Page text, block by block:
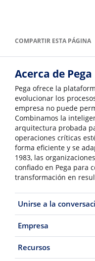
COMPARTIR ESTA PÁGINA
Acerca de Pega
Pega ofrece la
evolucionar los
empresa no puede
Combinamos la
arquitectura probada
operaciones críticas
forma eficiente y se
1983, las
confiado en Pega para
transformación en
Unirse a la
Empresa
Recursos